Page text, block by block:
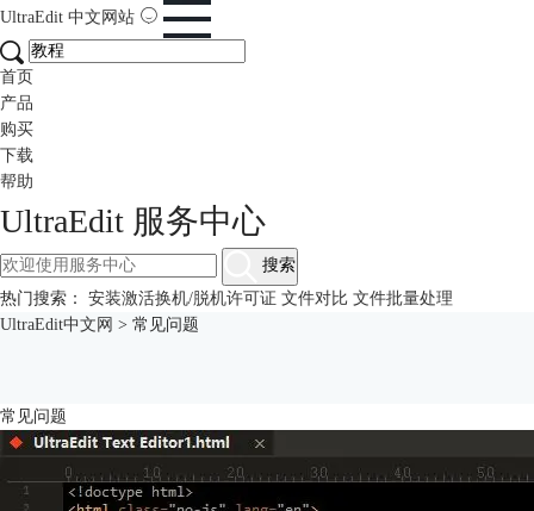
UltraEdit 中文网站
首页
产品
购买
下载
帮助
UltraEdit 服务中心
搜索
热门搜索： 安装激活换机/脱机许可证 文件对比 文件批量处理
UltraEdit中文网 > 常见问题
常见问题